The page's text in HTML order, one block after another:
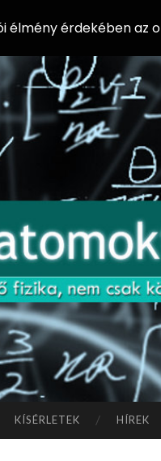
KÍSÉRLETEK HÍREK
élmény érdekében az